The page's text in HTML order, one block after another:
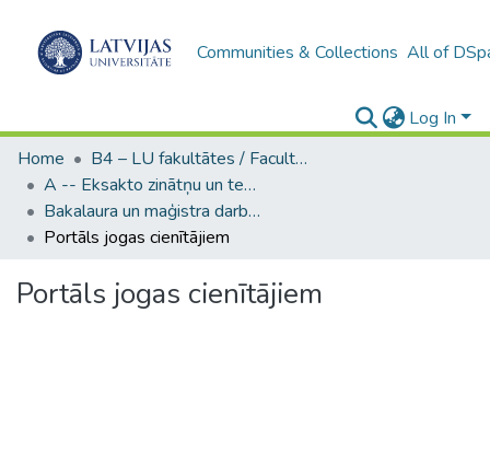
Communities & Collections All of
Log In
Home
B4 – LU fakultātes / Faculties of the UL
A -- Eksakto zinātņu un tehnoloģiju fakultāte / Faculty of Science and Technology
Bakalaura un maģistra darbi (EZTF) / Bachelor's and Master's theses
Portāls jogas cienītājiem
Portāls jogas cienītājiem